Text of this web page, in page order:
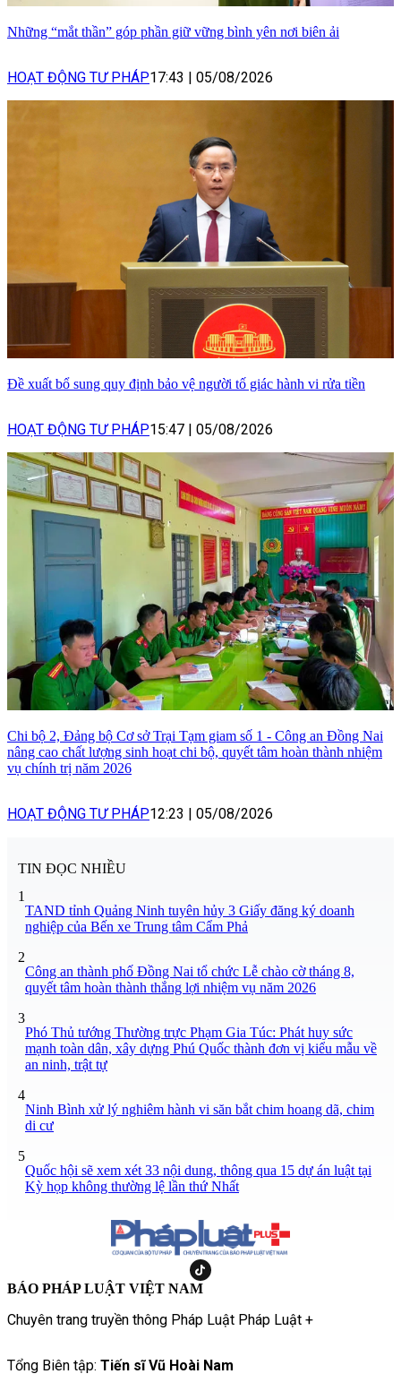
Những “mắt thần” góp phần giữ vững bình yên nơi biên ải
HOẠT ĐỘNG TƯ PHÁP17:43 05/08/2026
Đề xuất bổ sung quy định bảo vệ người tố giác hành vi rửa tiền
HOẠT ĐỘNG TƯ PHÁP15:47 05/08/2026
Chi bộ 2, Đảng bộ Cơ sở Trại Tạm giam số 1 - Công an Đồng Nai
nâng cao chất lượng sinh hoạt chi bộ, quyết tâm hoàn thành nhiệm
vụ chính trị năm 2026
HOẠT ĐỘNG TƯ PHÁP12:23 05/08/2026
TIN ĐỌC NHIỀU
1
TAND tỉnh Quảng Ninh tuyên hủy 3 Giấy đăng ký doanh
nghiệp của Bến xe Trung tâm Cẩm Phả
2
Công an thành phố Đồng Nai tổ chức Lễ chào cờ tháng 8,
quyết tâm hoàn thành thắng lợi nhiệm vụ năm 2026
3
Phó Thủ tướng Thường trực Phạm Gia Túc: Phát huy sức
mạnh toàn dân, xây dựng Phú Quốc thành đơn vị kiểu mẫu về
an ninh, trật tự
4
Ninh Bình xử lý nghiêm hành vi săn bắt chim hoang dã, chim
di cư
5
Quốc hội sẽ xem xét 33 nội dung, thông qua 15 dự án luật tại
Kỳ họp không thường lệ lần thứ Nhất
BÁO PHÁP LUẬT VIỆT NAM
Chuyên trang truyền thông Pháp Luật Pháp Luật +
Tổng Biên tập: Tiến sĩ Vũ Hoài Nam